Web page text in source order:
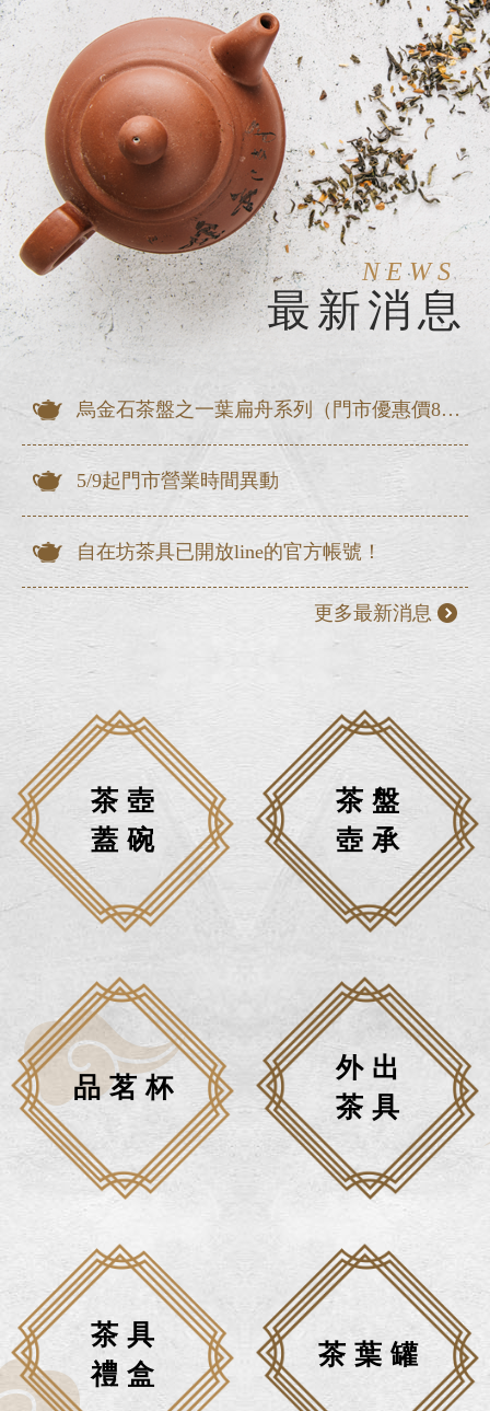
NEWS
最新消息
烏金石茶盤之一葉扁舟系列（門市優惠價8折出清）
5/9起門市營業時間異動
自在坊茶具已開放line的官方帳號！
更多最新消息
茶壺
蓋碗
茶盤
壺承
品茗杯
外出
茶具
茶具
禮盒
茶葉罐